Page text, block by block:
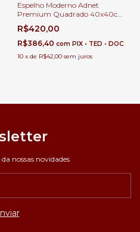
Espelho Moderno Adnet
Premium Quadrado 40x40cm
com LED Touch e Alça de
Couro Para Banheiro,
Penteadeira, Salão de Beleza e
Lojas
R$420,00
R$386,40 com PIX • TED • DOC
10 x de R$42,00 sem juros
nossas novidades